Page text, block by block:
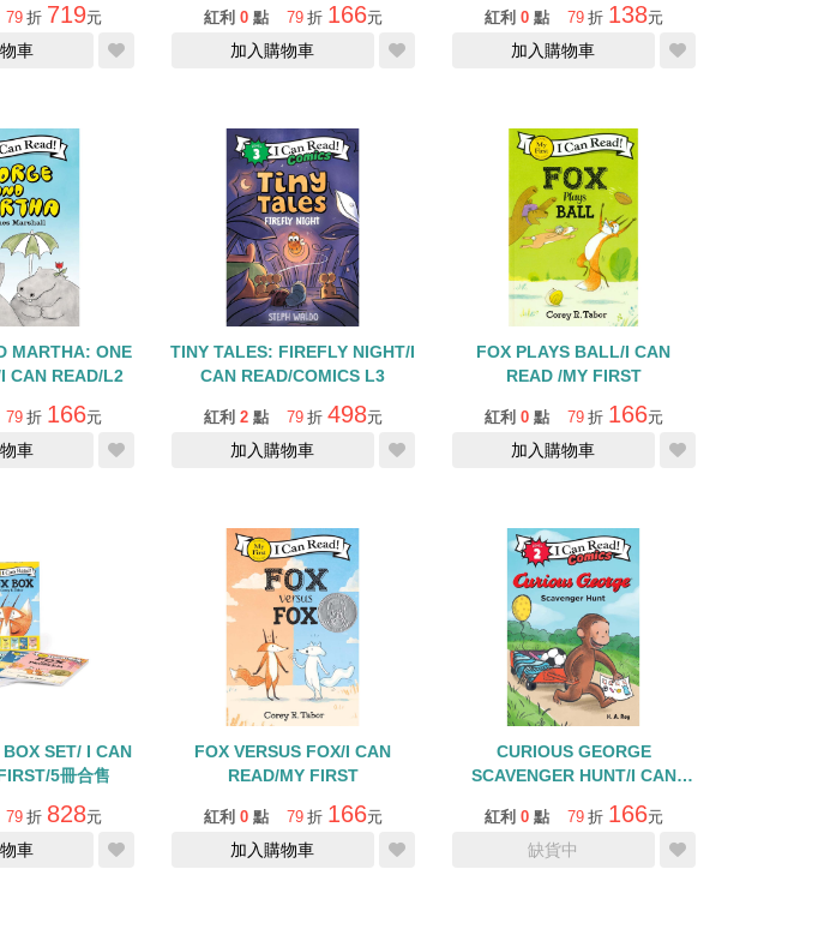
79 折 719元
車
紅利 0 點 79 折 166元
加入購物車
紅利 0 點 79 折 138元
加入購物車
MARTHA: ONE
CAN READ/L2
79 折 166元
車
TINY TALES: FIREFLY NIGHT/I
CAN READ/COMICS L3
紅利 2 點 79 折 498元
加入購物車
FOX PLAYS BALL/I CAN
READ /MY FIRST
紅利 0 點 79 折 166元
加入購物車
SET/ I CAN
5冊合售
79 折 828元
車
FOX VERSUS FOX/I CAN
READ/MY FIRST
紅利 0 點 79 折 166元
加入購物車
CURIOUS GEORGE
SCAVENGER HUNT/I CAN
紅利 0 點 79 折 166元
缺貨中